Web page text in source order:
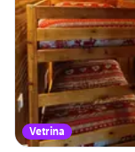
Vetrina